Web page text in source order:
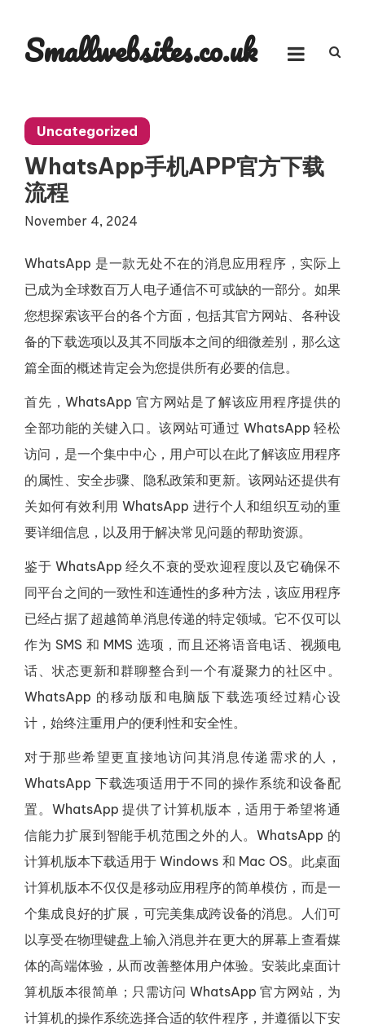
contentSmallwebsites.co.uk
Uncategorized
WhatsApp手机APP官方下载
流程
November 4, 2024
WhatsApp 是一款无处不在的消息应用程序，实际上
已成为全球数百万人电子通信不可或缺的一部分。如果
您想探索该平台的各个方面，包括其官方网站、各种设
备的下载选项以及其不同版本之间的细微差别，那么这
篇全面的概述肯定会为您提供所有必要的信息。
首先，WhatsApp 官方网站是了解该应用程序提供的
全部功能的关键入口。该网站可通过 WhatsApp 轻松
访问，是一个集中中心，用户可以在此了解该应用程序
的属性、安全步骤、隐私政策和更新。该网站还提供有
关如何有效利用 WhatsApp 进行个人和组织互动的重
要详细信息，以及用于解决常见问题的帮助资源。
鉴于 WhatsApp 经久不衰的受欢迎程度以及它确保不
同平台之间的一致性和连通性的多种方法，该应用程序
已经占据了超越简单消息传递的特定领域。它不仅可以
作为 SMS 和 MMS 选项，而且还将语音电话、视频电
话、状态更新和群聊整合到一个有凝聚力的社区中。
WhatsApp 的移动版和电脑版下载选项经过精心设
计，始终注重用户的便利性和安全性。
对于那些希望更直接地访问其消息传递需求的人，
WhatsApp 下载选项适用于不同的操作系统和设备配
置。WhatsApp 提供了计算机版本，适用于希望将通
信能力扩展到智能手机范围之外的人。WhatsApp 的
计算机版本下载适用于 Windows 和 Mac OS。此桌面
计算机版本不仅仅是移动应用程序的简单模仿，而是一
个集成良好的扩展，可完美集成跨设备的消息。人们可
以享受在物理键盘上输入消息并在更大的屏幕上查看媒
体的高端体验，从而改善整体用户体验。安装此桌面计
算机版本很简单；只需访问 WhatsApp 官方网站，为
计算机的操作系统选择合适的软件程序，并遵循以下安